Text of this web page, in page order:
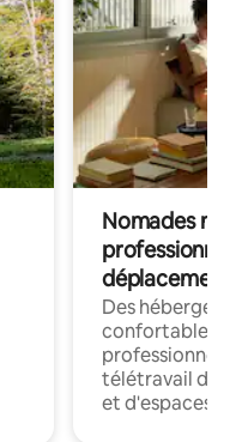
Nomades
déplacement
Des
confortables
professionnels
télétravail
et d'espaces